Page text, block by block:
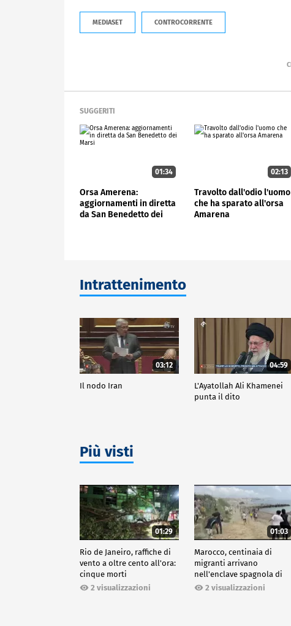
MEDIASET CONTROCORRENTE
SUGGERITI
01:34
Orsa Amerena:
aggiornamenti in diretta
da San Benedetto dei
02:13
Travolto dall'odio l'uomo
che ha sparato all'orsa
Amarena
Intrattenimento
03:12
Il nodo Iran
04:59
L'Ayatollah Ali Khamenei
punta il dito
Più visti
01:29
Rio de Janeiro, raffiche di
vento a oltre cento all'ora:
cinque morti
2 visualizzazioni
01:03
Marocco, centinaia di
migranti arrivano
nell'enclave spagnola di
Ceuta2 visualizzazioni